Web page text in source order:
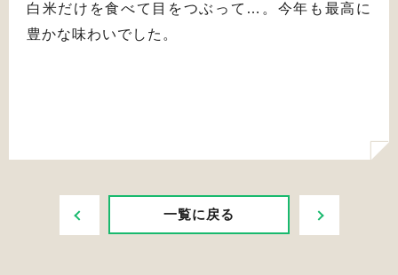
白米だけを食べて目をつぶって…。今年も最高に
豊かな味わいでした。
一覧に戻る